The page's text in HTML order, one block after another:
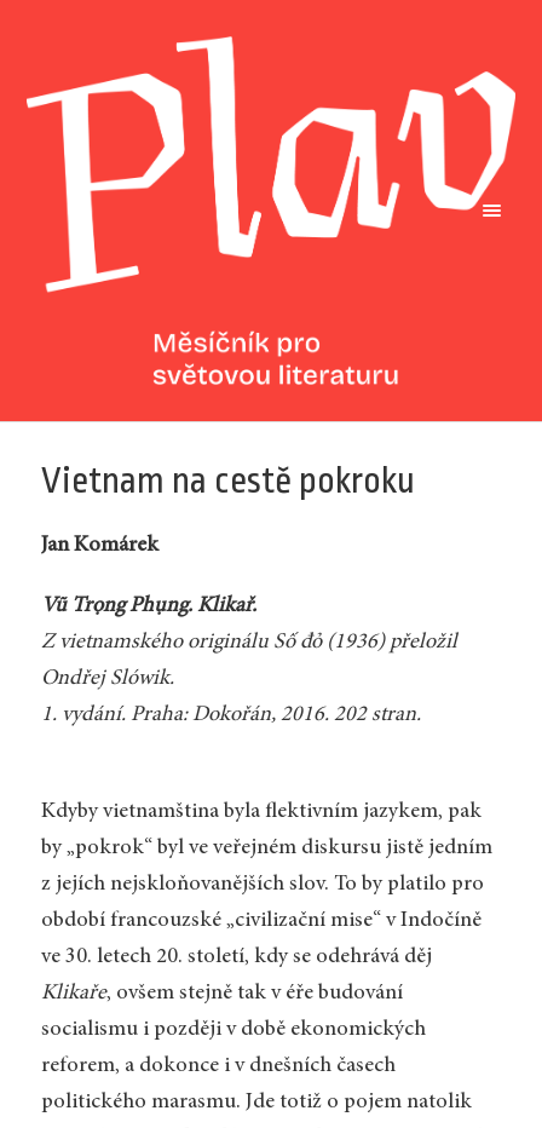
Vietnam na cestě pokroku
Jan Komárek
Vũ Trọng Phụng. Klikař.
Z vietnamského originálu Số đỏ(1936) přeložil
Ondřej Slówik.
1. vydání. Praha: Dokořán, 2016. 202 stran.
Kdyby vietnamština byla flektivním jazykem, pak
by „pokrok“ byl ve veřejném diskursu jistě jedním
z jejích nejskloňovanějších slov. To by platilo pro
období francouzské „civilizační mise“ v Indočíně
ve 30. letech 20. století, kdy se odehrává děj
Klikaře, ovšem stejně tak v éře budování
socialismu i později v době ekonomických
reforem, a dokonce i v dnešních časech
politického marasmu. Jde totiž o pojem natolik